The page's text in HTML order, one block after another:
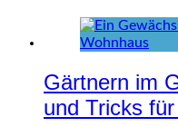
Gärtnern im
und Tricks